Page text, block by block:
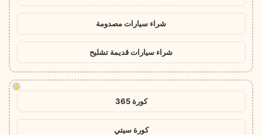
شراء سيارات مصدومة
شراء سيارات قديمة تشليح
!
كورة 365
كورة سيتي